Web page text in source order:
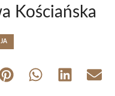
Kościańska
Share Share Share Share